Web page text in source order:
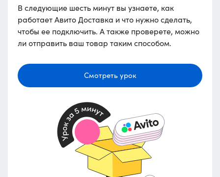
В следующие шесть минут вы узнаете, как
работает Авито Доставка и что нужно сделать,
чтобы ее подключить. А также проверете, можно
ли отправить ваш товар таким способом.
Смотреть урок